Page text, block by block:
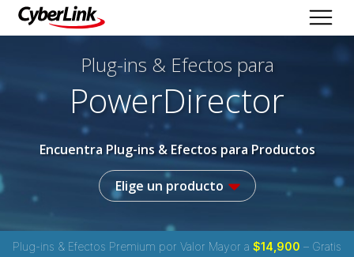
Plug-ins & Efectos para
PowerDirector
Encuentra Plug-ins & Efectos para Productos
Elige un producto
Plug-ins & Efectos Premium por Valor Mayor a $14,900 – Gratis